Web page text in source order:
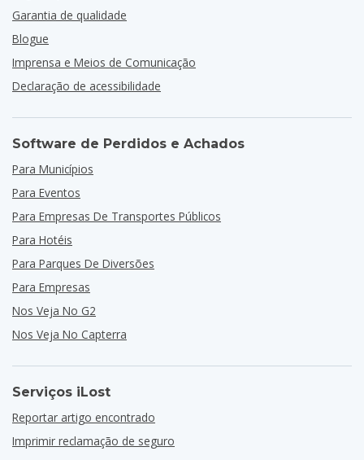
Garantia de qualidade
Blogue
Imprensa e Meios de Comunicação
Declaração de acessibilidade
Software de Perdidos e Achados
Para Municípios
Para Eventos
Para Empresas De Transportes Públicos
Para Hotéis
Para Parques De Diversões
Para Empresas
Nos Veja No G2
Nos Veja No Capterra
Serviços iLost
Reportar artigo encontrado
Imprimir reclamação de seguro